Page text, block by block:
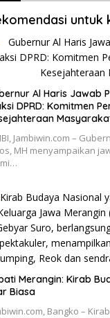
untuk
Al Haris Jawab
DPRD: Komitmen
Jambiwin.com –
MH menyampaikan
Merangin: Kirab
Biasa
Bangko –